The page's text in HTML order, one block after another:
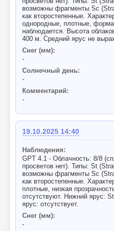
возможны фрагменты Sc
как второстепенные.
однородные, плотные, форма
наблюдается. Высота
400 м. Средний ярус не
Снег (мм):
-
Солнечный день:
-
Комментарий:
-
19.10.2025 14:40
Наблюдения:
GPT 4.1 - Облачность: 8/8
просветов нет). Типы: St
возможны фрагменты Sc
как второстепенные.
плотные, низкая
отсутствуют. Нижний ярус:
ярус: отсутствует.
Снег (мм):
-